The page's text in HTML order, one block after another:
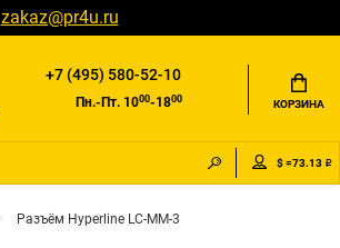
zakaz@pr4u.ru
+7 (495) 580-52-10
Пн.-Пт. 1000-1800 КОРЗИНА
$ =73.13 ₽
Разъём Hyperline LC-MM-3